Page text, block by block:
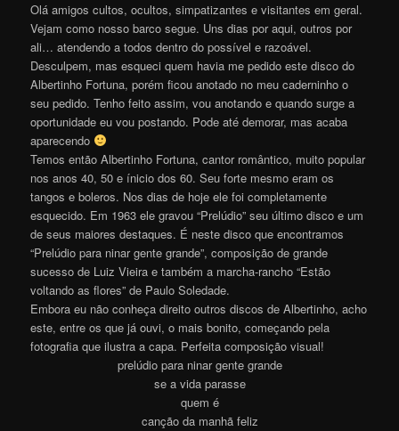
Olá amigos cultos, ocultos, simpatizantes e visitantes em geral.
Vejam como nosso barco segue. Uns dias por aqui, outros por
ali… atendendo a todos dentro do possível e razoável.
Desculpem, mas esqueci quem havia me pedido este disco do
Albertinho Fortuna, porém ficou anotado no meu caderninho o
seu pedido. Tenho feito assim, vou anotando e quando surge a
oportunidade eu vou postando. Pode até demorar, mas acaba
aparecendo
Temos então Albertinho Fortuna, cantor romântico, muito popular
nos anos 40, 50 e ínicio dos 60. Seu forte mesmo eram os
tangos e boleros. Nos dias de hoje ele foi completamente
esquecido. Em 1963 ele gravou “Prelúdio” seu último disco e um
de seus maiores destaques. É neste disco que encontramos
“Prelúdio para ninar gente grande”, composição de grande
sucesso de Luiz Vieira e também a marcha-rancho “Estão
voltando as flores” de Paulo Soledade.
Embora eu não conheça direito outros discos de Albertinho, acho
este, entre os que já ouvi, o mais bonito, começando pela
fotografia que ilustra a capa. Perfeita composição visual!
prelúdio para ninar gente grande
se a vida parasse
quem é
canção da manhã feliz